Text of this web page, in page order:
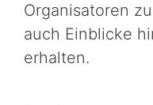
Organisatoren
auch Einblicke
erhalten.